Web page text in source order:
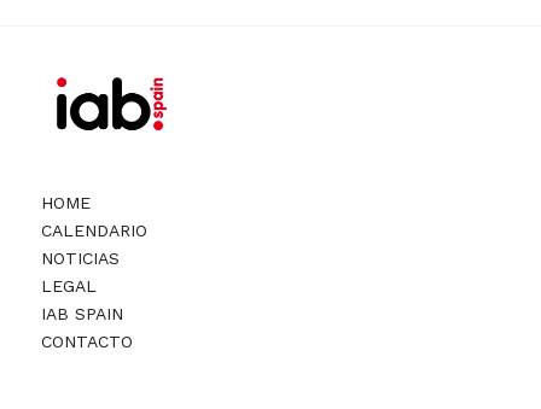
HOME
CALENDARIO
NOTICIAS
LEGAL
IAB SPAIN
CONTACTO